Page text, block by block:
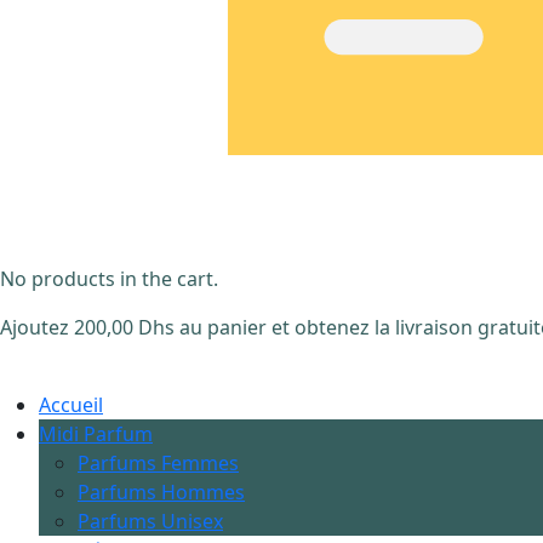
No products in the cart.
Ajoutez 200,00 Dhs au panier et obtenez la livraison
Accueil
Midi Parfum
Parfums Femmes
Parfums Hommes
Parfums Unisex